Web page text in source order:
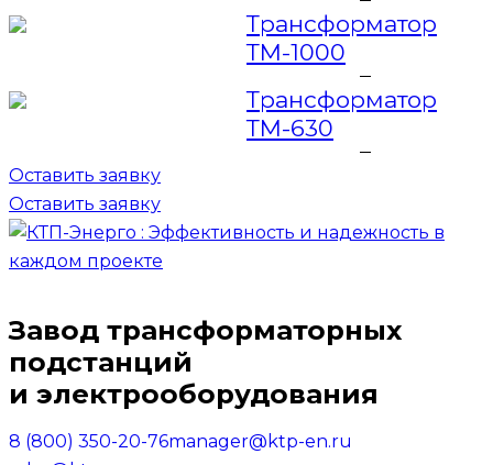
Трансформатор
ТМ-1000
Трансформатор
ТМ-630
Оставить заявку
Оставить заявку
Завод трансформаторных
подстанций
и электрооборудования
8 (800) 350-20-76manager@ktp-en.ru